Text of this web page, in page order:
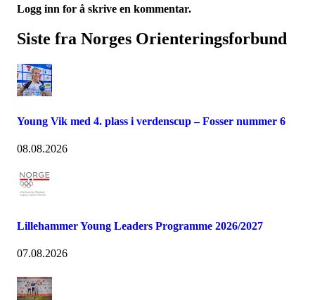
Logg inn for å skrive en kommentar.
Siste fra Norges Orienteringsforbund
Young Vik med 4. plass i verdenscup – Fosser nummer 6
08.08.2026
Lillehammer Young Leaders Programme 2026/2027
07.08.2026